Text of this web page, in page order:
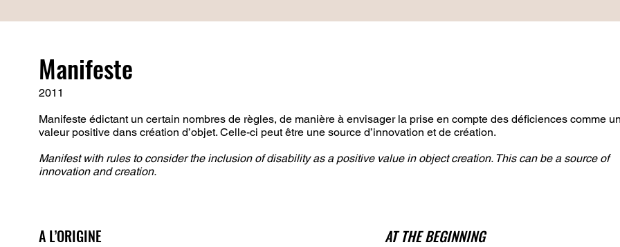
Manifeste
2011
Manifeste édictant un certain nombres de règles, de manière à envisager la prise en compte des déficiences comme
valeur positive dans création d’objet. Celle-ci peut être une source d’innovation et de création.
Manifest with rules to consider the inclusion of disability as a positive value in object creation. This can be a source of
innovation and creation.
A L’ORIGINE AT THE BEGINNING